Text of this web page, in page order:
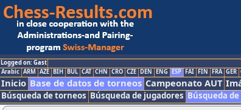
Logged on: Gast
Arabic ARM AZE BIH BUL CAT CHN CRO CZE DEN ENG ESP FAI FIN FRA GER
Inicio Base de datos de torneos Campeonato AUT
Búsqueda de torneos Búsqueda de jugadores Búsqueda